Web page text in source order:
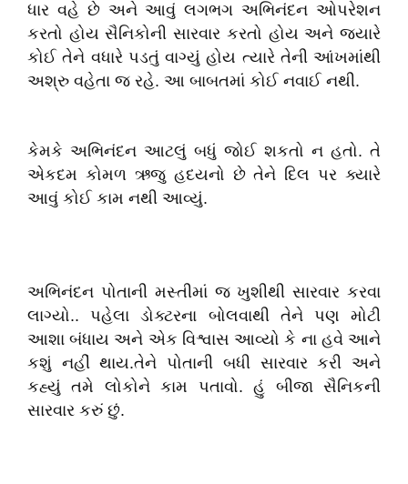
ધાર વહે છે અને આવું લગભગ અભિનંદન ઓપરેશન
કરતો હોય સૈનિકોની સારવાર કરતો હોય અને જ્યારે
કોઈ તેને વધારે પડતું વાગ્યું હોય ત્યારે તેની આંખમાંથી
અશ્રુ વહેતા જ રહે. આ બાબતમાં કોઈ નવાઈ નથી.
કેમકે અભિનંદન આટલું બધું જોઈ શકતો ન હતો. તે
એકદમ કોમળ ઋજુ હદયનો છે તેને દિલ પર ક્યારે
આવું કોઈ કામ નથી આવ્યું.
અભિનંદન પોતાની મસ્તીમાં જ ખુશીથી સારવાર કરવા
લાગ્યો.. પહેલા ડોક્ટરના બોલવાથી તેને પણ મોટી
આશા બંધાય અને એક વિશ્વાસ આવ્યો કે ના હવે આને
કશું નહીં થાય.તેને પોતાની બધી સારવાર કરી અને
કહ્યું તમે લોકોને કામ પતાવો. હું બીજા સૈનિકની
સારવાર કરું છું.